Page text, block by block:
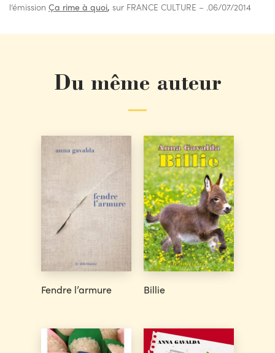
l’émission Ça rime à quoi, sur FRANCE CULTURE – .06/07/2014
Du même auteur
Fendre l’armure Billie